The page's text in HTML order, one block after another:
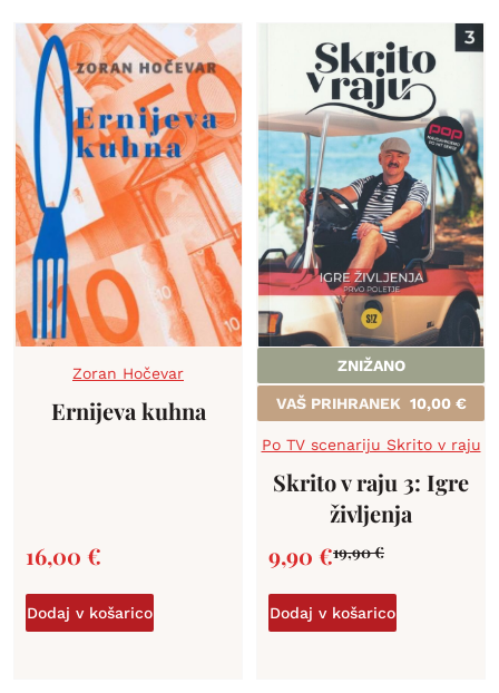
Zoran Hočevar
Ernijeva kuhna
16,00 €
Dodaj v košarico
ZNIŽANO
VAŠ PRIHRANEK 10,00 €
Po TV scenariju Skrito v raju
Skrito v raju 3: Igre
življenja
19,90€
9,90 €
Dodaj v košarico